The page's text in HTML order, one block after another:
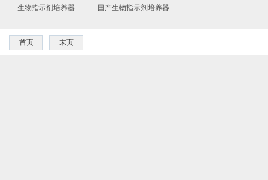
生物指示剂培养器 国产生物指示剂培养器
首页 末页